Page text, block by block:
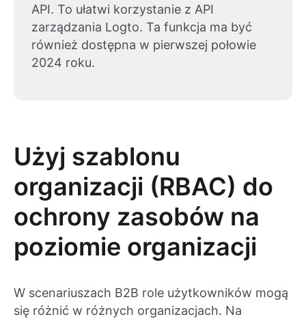
API. To ułatwi korzystanie z API
zarządzania Logto. Ta funkcja ma być
również dostępna w pierwszej połowie
2024 roku.
Użyj szablonu
organizacji (RBAC) do
ochrony zasobów na
poziomie organizacji
W scenariuszach B2B role użytkowników mogą
się różnić w różnych organizacjach. Na